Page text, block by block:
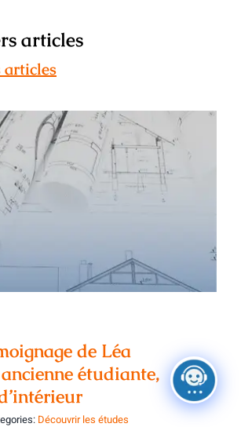
articles
articles
de Léa Maunier –
étudiante, architecte
de Léa
étudiante,
Découvrir les études